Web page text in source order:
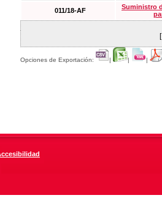
011/18-AF
Suministro
Opciones de Exportación: | | |